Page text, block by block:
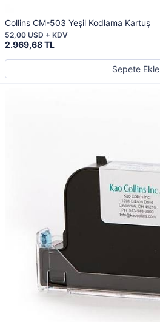
Collins CM-503 Yeşil Kodlama Kartuş
2.969,68 TL
52,00 USD + KDV
Sepete Ekle